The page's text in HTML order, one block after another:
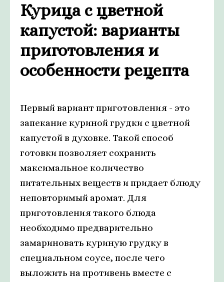
Курица с цветной
капустой: варианты
приготовления и
особенности рецепта
Первый вариант приготовления - это
запекание куриной грудки с цветной
капустой в духовке. Такой способ
готовки позволяет сохранить
максимальное количество
питательных веществ и придает блюду
неповторимый аромат. Для
приготовления такого блюда
необходимо предварительно
замариновать куриную грудку в
специальном соусе, после чего
выложить на противень вместе с